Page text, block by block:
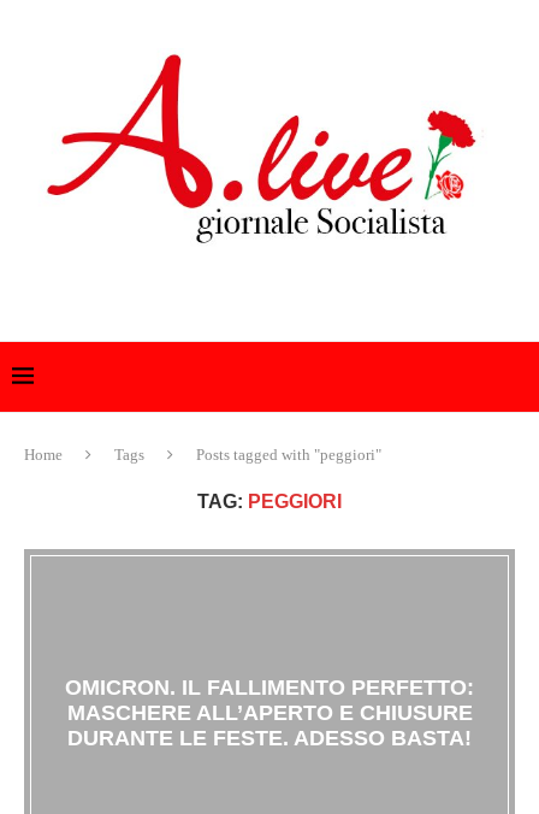
Home Tags Posts tagged with "peggiori"
TAG: PEGGIORI
OMICRON. IL FALLIMENTO PERFETTO:
MASCHERE ALL’APERTO E CHIUSURE
DURANTE LE FESTE. ADESSO BASTA!